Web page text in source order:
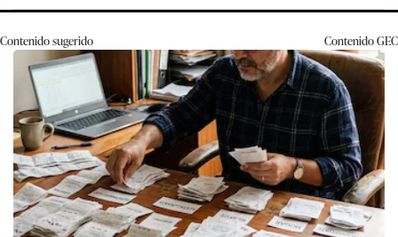
Contenido sugerido ContenidoGEC